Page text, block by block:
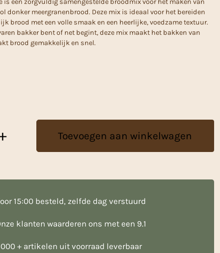
donker meergranenbrood. Deze mix is ideaal voor het bereiden
brood met een volle smaak en een heerlijke, voedzame textuur.
bakker bent of net begint, deze mix maakt het bakken van
brood gemakkelijk en snel.
Toevoegen aan winkelwagen
15:00 besteld, zelfde dag verstuurd
klanten waarderen ons met een 9.1
+ artikelen uit voorraad leverbaar